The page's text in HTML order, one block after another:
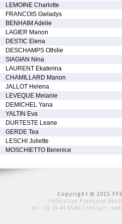
LEMOINE Charlotte
FRANCOIS Gwladys
BENHAIM Adelie
LAGIER Manon
DESTIC Elena
DESCHAMPS Othilie
SIAGIAN Nina
LAURENT Ekaterina
CHAMILLARD Manon
JALLOT Helena
LEVEQUE Melanie
DEMICHEL Yana
YALTIN Eva
DURTESTE Leane
GERDE Tea
LESCHI Juliette
MOSCHIETTO Berenice
Copyright © 2015
Fédération Française des
tél : 01 39 44 65 80 | contact :